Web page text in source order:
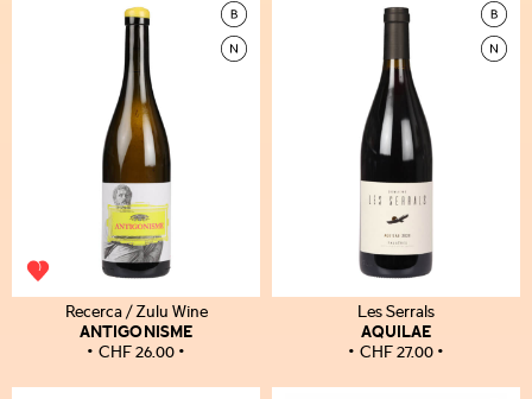
Recerca / Zulu Wine
ANTIGONISME
CHF26.00
Les Serrals
AQUILAE
CHF27.00